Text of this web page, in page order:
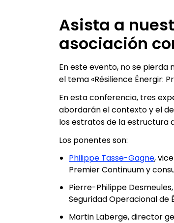
Asista a
asociación
En este evento, no se
el tema «Résilience Énergir:
En esta conferencia, tres
abordarán el contexto y el
los estratos de la estructura
Los ponentes son:
Philippe Tasse-Gagne,
Premier Continuum y
Pierre-Philippe
Seguridad Operacional de
Martin Laberge, director